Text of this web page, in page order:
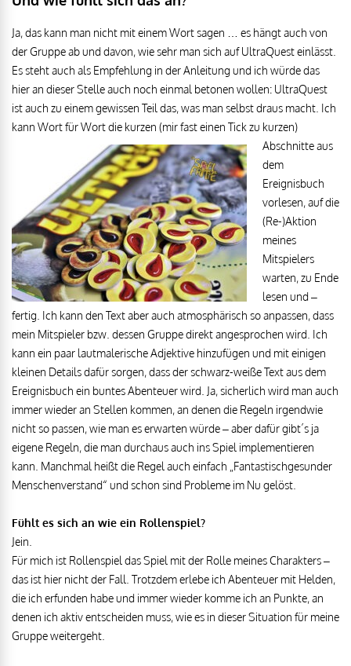
Ja, das kann man nicht mit einem Wort sagen … es hängt auch von
der Gruppe ab und davon, wie sehr man sich auf UltraQuest einlässt.
Es steht auch als Empfehlung in der Anleitung und ich würde das
hier an dieser Stelle auch noch einmal betonen wollen: UltraQuest
ist auch zu einem gewissen Teil das, was man selbst draus macht. Ich
kann Wort für Wort die kurzen (mir fast einen Tickzu kurzen)
Abschnitte aus
dem
Ereignisbuch
vorlesen, auf die
(Re-)Aktion
meines
Mitspielers
warten, zu Ende
lesen und –
fertig. Ich kann den Text aber auch atmosphärisch so anpassen, dass
mein Mitspieler bzw. dessen Gruppe direkt angesprochen wird. Ich
kann ein paar lautmalerische Adjektive hinzufügen und mit einigen
kleinen Details dafür sorgen, dass der schwarz-weiße Text aus dem
Ereignisbuch ein buntes Abenteuer wird. Ja, sicherlich wird man auch
immer wieder an Stellen kommen, an denen die Regeln irgendwie
nicht so passen, wie man es erwarten würde – aber dafür gibt´s ja
eigene Regeln, die man durchaus auch ins Spiel implementieren
kann. Manchmal heißt die Regel auch einfach „Fantastischgesunder
Menschenverstand“ und schon sind Probleme im Nu gelöst.
Fühlt es sich an wie ein Rollenspiel?
Jein.
Für mich ist Rollenspiel das Spiel mit der Rolle meines Charakters –
das ist hier nicht der Fall. Trotzdem erlebe ich Abenteuer mit Helden,
die ich erfunden habe und immer wieder komme ich an Punkte, an
denen ich aktiv entscheiden muss, wie es in dieser Situation für meine
Gruppe weitergeht.